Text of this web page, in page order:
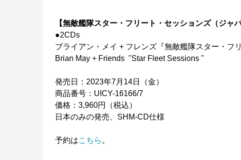
【無敵艦隊スター・フリート・セッションズ（ジャ
●2CDs
ブライアン・メイ + フレンズ『無敵艦隊スター・フ
Brian May + Friends "Star Fleet Sessions "
発売日：2023年7月14日（金）
商品番号：UICY-16166/7
価格：3,960円（税込）
日本のみの発売、SHM-CD仕様
予約はこちら 。